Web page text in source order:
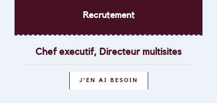
Recrutement
Chef executif, Directeur multisites
J'EN AI BESOIN